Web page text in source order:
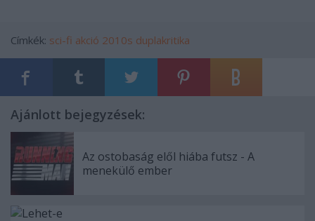
Címkék: sci-fi akció 2010s duplakritika
Ajánlott bejegyzések:
Az ostobaság elől hiába futsz - A
menekülő ember